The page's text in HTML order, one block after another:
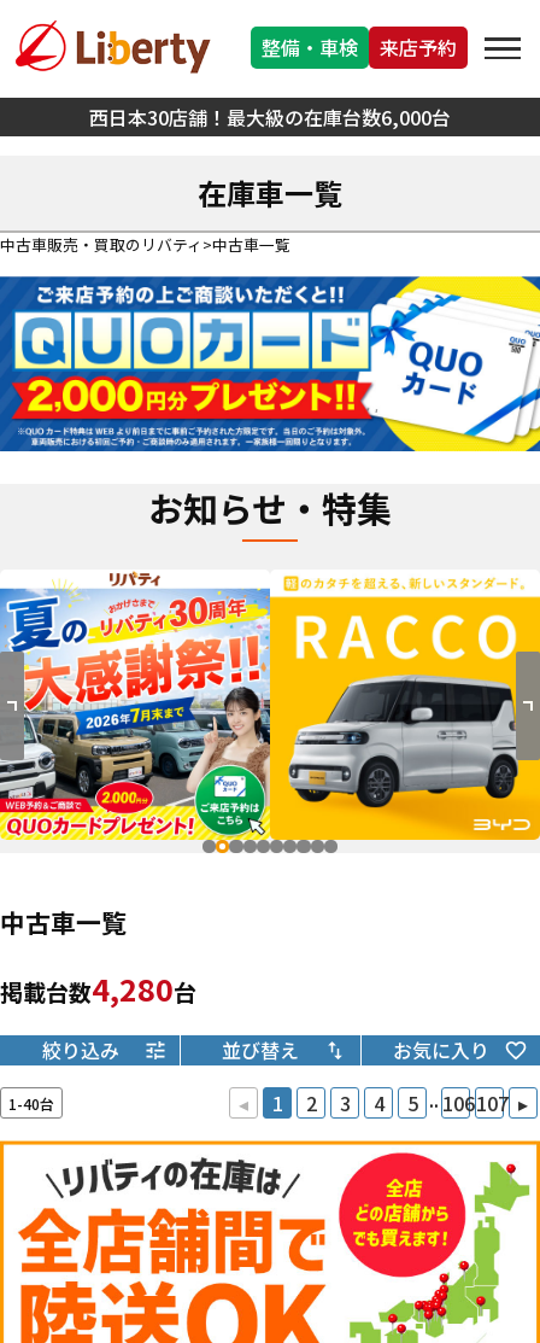
西日本30店舗！最大級の在庫台数6,000台
整備・車検 来店予約
在庫車一覧
中古車販売・買取のリバティ 中古車一覧
お知らせ・特集
中古車一覧
掲載台数4,280台
絞り込み 並び替え お気に入り
1-40台 ◂ 1 2 3 4 5 .. 106107 ▸